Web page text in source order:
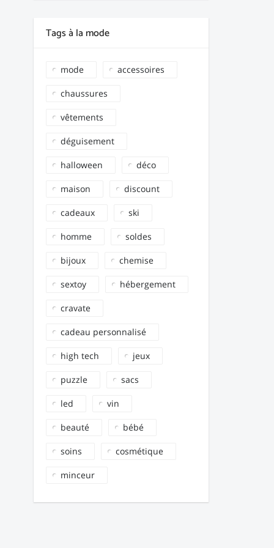
Tags à la mode
mode accessoires
chaussures
vêtements
déguisement
halloween déco
maison discount
cadeaux ski
homme soldes
bijoux chemise
sextoy hébergement
cravate
cadeau personnalisé
high tech jeux
puzzle sacs
led vin
beauté bébé
soins cosmétique
minceur